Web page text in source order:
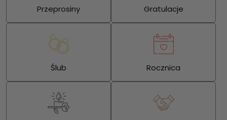
Przeprosiny Gratulacje
Ślub Rocznica